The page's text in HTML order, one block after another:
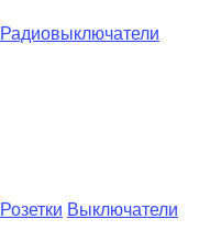
Радиовыключатели
Розетки Выключатели